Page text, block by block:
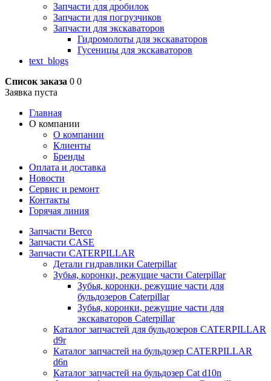
Запчасти для дробилок
Запчасти для погрузчиков
Запчасти для экскаваторов
Гидромолоты для экскаваторов
Гусеницы для экскаваторов
text_blogs
Список заказа 0 0
Заявка пуста
Главная
О компании
О компании
Клиенты
Бренды
Оплата и доставка
Новости
Сервис и ремонт
Контакты
Горячая линия
Запчасти Berco
Запчасти CASE
Запчасти CATERPILLAR
Детали гидравлики Caterpillar
Зубья, коронки, режущие части Caterpillar
Зубья, коронки, режущие части для
бульдозеров Caterpillar
Зубья, коронки, режущие части для
экскаваторов Caterpillar
Каталог запчастей для бульдозеров CATERPILLAR
d9r
Каталог запчастей на бульдозер CATERPILLAR
d6n
Каталог запчастей на бульдозер Сat d10n